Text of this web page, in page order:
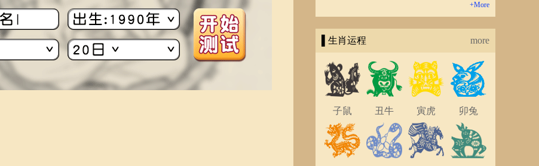
+More
▌生肖运程 more
子鼠 丑牛 寅虎 卯兔